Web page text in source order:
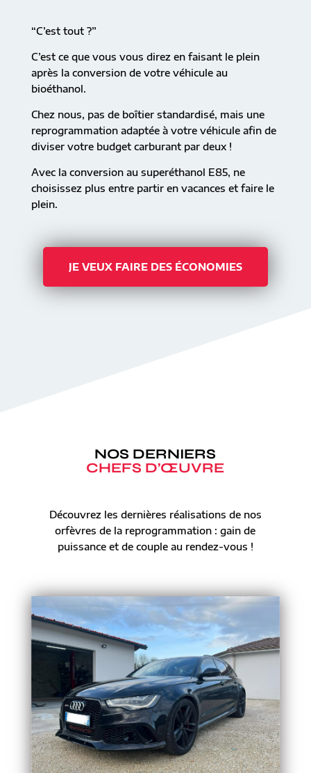
“C’est tout ?”
C’est ce que vous vous direz en faisant le plein
après la conversion de votre véhicule au
bioéthanol.
Chez nous, pas de boîtier standardisé, mais une
reprogrammation adaptée à votre véhicule afin de
diviser votre budget carburant par deux !
Avec la conversion au superéthanol E85, ne
choisissez plus entre partir en vacances et faire le
plein.
JE VEUX FAIRE DES ÉCONOMIES
NOS DERNIERS
CHEFS D’ŒUVRE
Découvrez les dernières réalisations de nos
orfèvres de la reprogrammation : gain de
puissance et de couple au rendez-vous !